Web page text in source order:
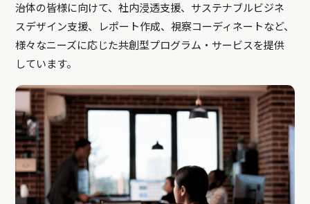
治体の皆様に向けて、社内浸透支援、サステナブルビジネ
スデザイン支援、レポート作成、視察コーディネートなど、
様々なニーズに応じた共創型プログラム・サービスを提供
しています。